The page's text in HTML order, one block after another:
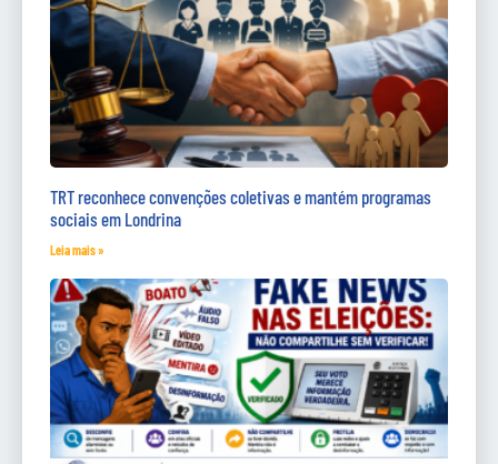
TRT reconhece convenções coletivas e mantém programas
sociais em Londrina
Leia mais »